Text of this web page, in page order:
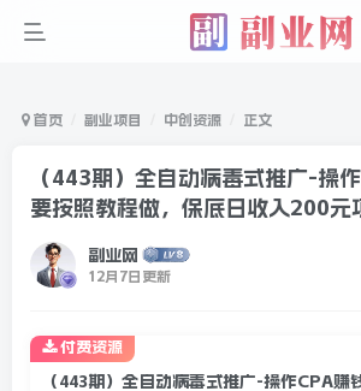
首页 副业项目 中创资源 正文
（443期）全自动病毒式推广-操
要按照教程做，保底日收入200元
副业网
12月7日更新
付费资源